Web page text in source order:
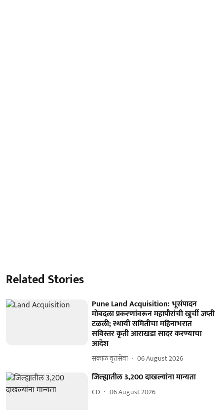
Related Stories
Pune Land Acquisition: भूसंपादन
मोबदला प्रकरणांवरून महापौरांची खुर्ची जप्ती
टळली; स्थायी समितीचा महिनाभरात
सविस्तर कृती आराखडा सादर करण्याचा
आदेश
सकाळ वृत्तसेवा 06 August 2026
जिल्ह्यातील 3,200 दाखल्यांना मान्यता
CD 06 August 2026